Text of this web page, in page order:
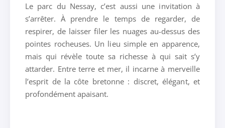
Le parc du Nessay, c’est aussi une invitation à
s’arrêter. À prendre le temps de regarder, de
respirer, de laisser filer les nuages au-dessus des
pointes rocheuses. Un lieu simple en apparence,
mais qui révèle toute sa richesse à qui sait s’y
attarder. Entre terre et mer, il incarne à merveille
l’esprit de la côte bretonne : discret, élégant, et
profondément apaisant.